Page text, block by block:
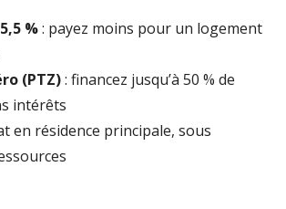
%: payez moins pour un logement
(PTZ): financez jusqu’à 50 % de
intérêts
en résidence principale, sous